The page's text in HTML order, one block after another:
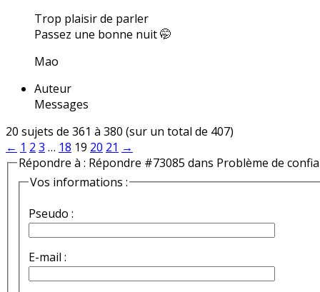
Trop plaisir de parler
Passez une bonne nuit 🤭
Mao
Auteur
Messages
20 sujets de 361 à 380 (sur un total de 407)
← 1 2 3 … 18 19 20 21 →
Répondre à : Répondre #73085 dans Problème de
Vos informations :
Pseudo :
E-mail :